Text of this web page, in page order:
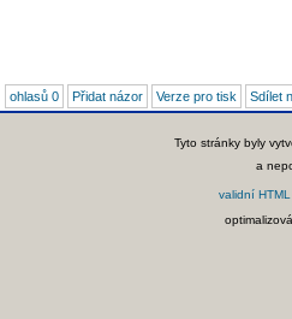
ohlasů 0 Přidat názor Verze pro tisk Sdílet
Tyto stránky byly
a